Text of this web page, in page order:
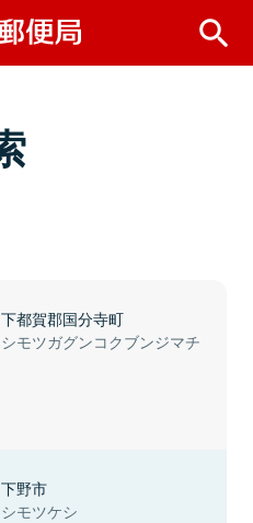
下都賀郡国分寺町
シモツガグンコクブンジマチ
下野市
シモツケシ